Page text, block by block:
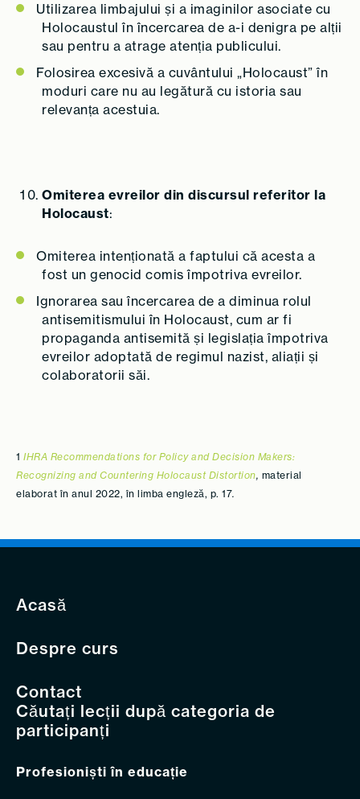
Utilizarea limbajului și a imaginilor asociate cu
Holocaustul în încercarea de a-i denigra pe alții
sau pentru a atrage atenția publicului.
Folosirea excesivă a cuvântului „Holocaust” în
moduri care nu au legătură cu istoria sau
relevanța acestuia.
Omiterea evreilor din discursul referitor la
Holocaust:
Omiterea intenționată a faptului că acesta a
fost un genocid comis împotriva evreilor.
Ignorarea sau încercarea de a diminua rolul
antisemitismului în Holocaust, cum ar fi
propaganda antisemită și legislația împotriva
evreilor adoptată de regimul nazist, aliații și
colaboratorii săi.
1 IHRA Recommendations for Policy and Decision Makers:
Recognizing and Countering Holocaust Distortion, material
elaborat în anul 2022, în limba engleză, p. 17.
Acasă
Despre curs
Contact
Căutați lecții după categoria de
participanți
Profesioniști în educație